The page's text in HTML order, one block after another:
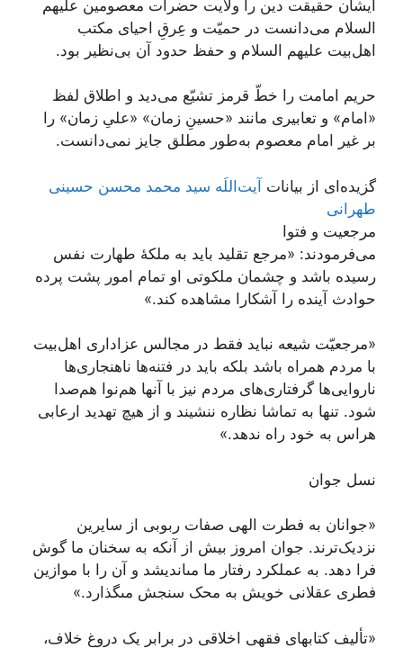
ایشان حقیقت دین را ولایت حضرات معصومین علیهم
السلام می‌دانست در حمیّت و عِرقِ احیای مکتب
اهل‌بیت علیهم السلام و حفظ حدود آن بی‌نظیر بود.
حریم امامت را خطّ قرمز تشیّع می‌دید و اطلاق لفظ
«امام» و تعابیری مانند «حسینِ زمان» «علیِ زمان» را
بر غیر امام معصوم به‌طور مطلق جایز نمی‌دانست.
گزیده‌ای از بیانات آیت‌اللَه سید محمد محسن حسینی
طهرانی
مرجعیت و فتوا
می‌فرمودند: «مرجع تقلید باید به ملکۀ طهارت نفس
رسیده باشد و چشمان ملکوتى او تمام امور پشت پرده
حوادث آینده را آشکارا مشاهده کند.»
«مرجعیّت شیعه نباید فقط در مجالس عزاداری اهل‌بیت
با مردم همراه باشد بلکه باید در فتنه‌ها ناهنجاری‌ها
ناروایی‌ها گرفتاری‌های مردم نیز با آنها هم‌نوا هم‌صدا
شود. تنها به تماشا نظاره ننشیند و از هیچ تهدید ارعابی
هراس به خود راه ندهد.»
نسل جوان
«جوانان به فطرت الهی صفات ربوبی از سایرین
نزدیک‌ترند. جوان‏ امروز بیش از آنکه به سخنان ما گوش
فرا دهد. به عملکرد رفتار ما مى‏اندیشد و آن را با موازین
فطرى عقلانى خویش به محک سنجش مى‏گذارد.»
«تألیف کتاب‏هاى فقهى اخلاقى در برابر یک دروغ خلاف،